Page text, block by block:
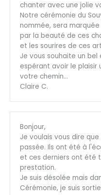
chanter avec une jolie
Notre cérémonie du
nommée, sera
par la beauté de ces
et les sourires de ces
Je vous souhaite un
espérant avoir le plaisir
votre chemin…
Claire C.
Bonjour,
Je voulais vous dire
passée. Ils ont été à
et ces derniers ont été
prestation.
Je suis désolée mais
Cérémonie, je suis